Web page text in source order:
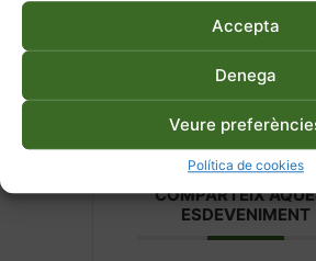
Accepta
Denega
Veure
Política de cookies
Plaça Meguidó
COMPARTEIX
ESDEVENIMENT